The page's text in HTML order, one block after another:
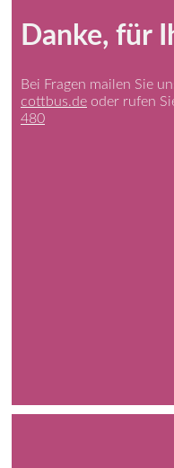
Danke, für
Bei Fragen mailen Sie
cottbus.de oder rufen
480